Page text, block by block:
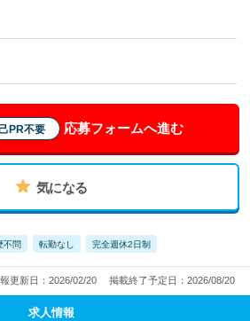
PR不要 応募フォームへ進む
気になる
不問 転勤なし 完全週休2日制
更新日：2026/02/20 掲載終了予定日：2026/08/20
求人情報